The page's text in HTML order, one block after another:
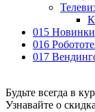
015 Новинки
016
017
Будьте всегда в
Узнавайте о